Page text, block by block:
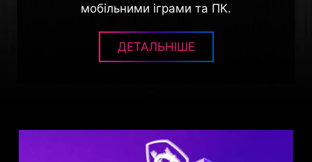
мобільними іграми та ПК.
ДЕТАЛЬНІШЕ